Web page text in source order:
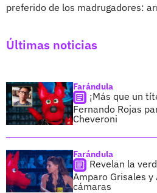
preferido de los madrugadores:
Últimas noticias
Farándula
¡Más que un
Fernando Rojas
Cheveroni
Farándula
Revelan la
Amparo Grisales
cámaras